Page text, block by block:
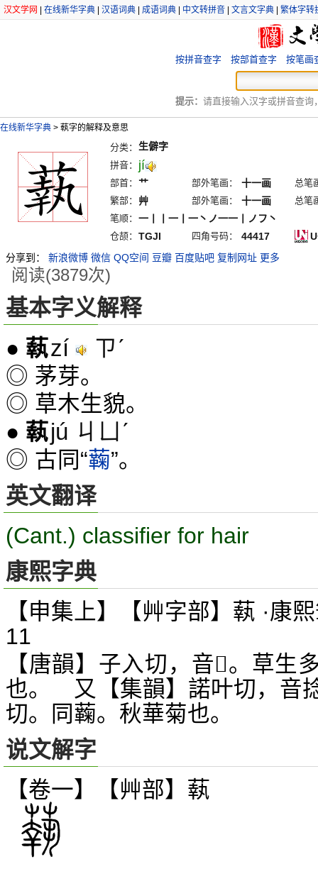
汉文学网 在线新华字典 汉语词典 成语词典 中文转拼音 文言文字典 繁体字转
按拼音查字 按部首查字 按笔画
提示： 请直接输入汉字或拼音查询
在线新华字典 > 蓻字的解释及意思
分类： 生僻字
拼音： jí
部首： 艹 部外笔画： 十一画
总笔
繁部：
艸 部外笔画： 十一画
总笔
笔顺： 一丨丨一丨一丶ノ一一丨ノフ丶
仓颉： TGJI 四角号码： 44417
分享到：
新浪微博 微信 QQ空间 豆瓣 百度贴吧 复制网址 更多
阅读(3879次)
基本字义解释
● 蓻zí ㄗˊ
◎ 茅芽。
◎ 草木生貌。
● 蓻jú ㄐㄩˊ
◎ 古同“蘜”。
英文翻译
(Cant.) classifier for hair
康熙字典
【申集上】【艸字部】蓻 ·康
11
【唐韻】子入切，音𥠋。草生
也。 又【集韻】諾叶切，音
切。同蘜。秋華菊也。
说文解字
【卷一】【艸部】 蓻